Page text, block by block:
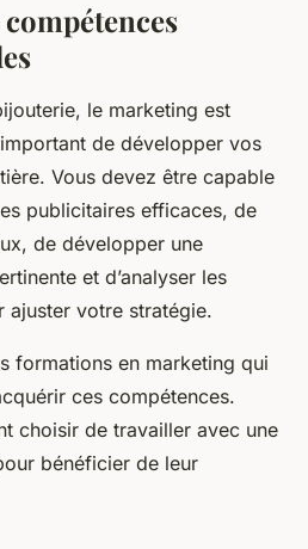
le marketing est
de développer vos
Vous devez être capable
publicitaires efficaces, de
de développer une
et d’analyser les
ajuster votre stratégie.
formations en marketing qui
ces compétences.
choisir de travailler avec une
bénéficier de leur